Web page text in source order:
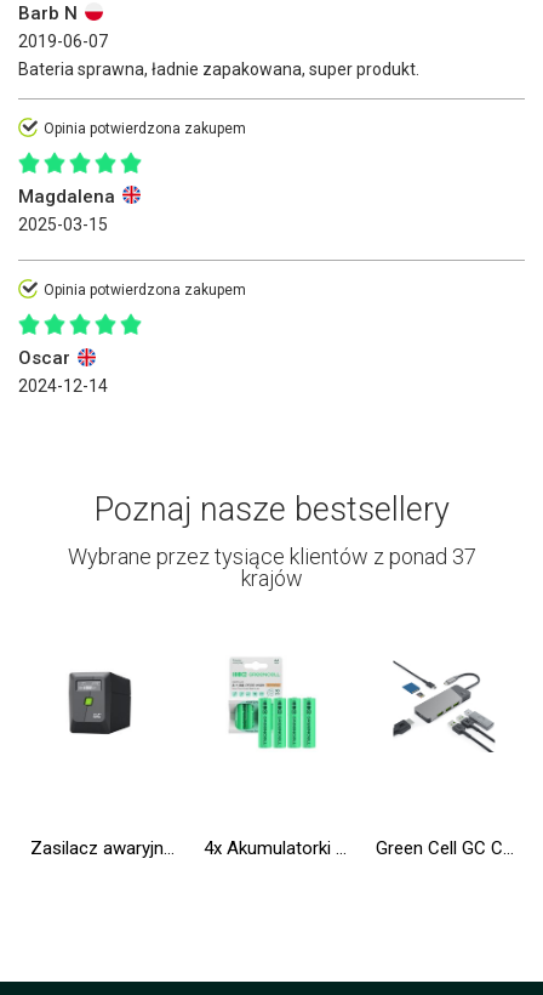
Barb N
2019-06-07
Bateria sprawna, ładnie zapakowana, super produkt.
Opinia potwierdzona zakupem
Magdalena
2025-03-15
Opinia potwierdzona zakupem
Oscar
2024-12-14
Poznaj nasze bestsellery
Wybrane przez tysiące klientów z ponad 37
krajów
Zasilacz awaryjny UPS Greencell 650VA 360W PowerProof z wyświetlaczem LCD 4x Akumulatorki Paluszki AA R6 2600mAh Ni-MH Baterie do ładowania Green Cell Green Cell GC Connect HUB USB-C PD 85W 7w1 3xUSB-A 3.1 HDMI 4K 60Hz SD microSD do Apple MacBook M1/M2, Lenovo X1, Asus, Dell XPS